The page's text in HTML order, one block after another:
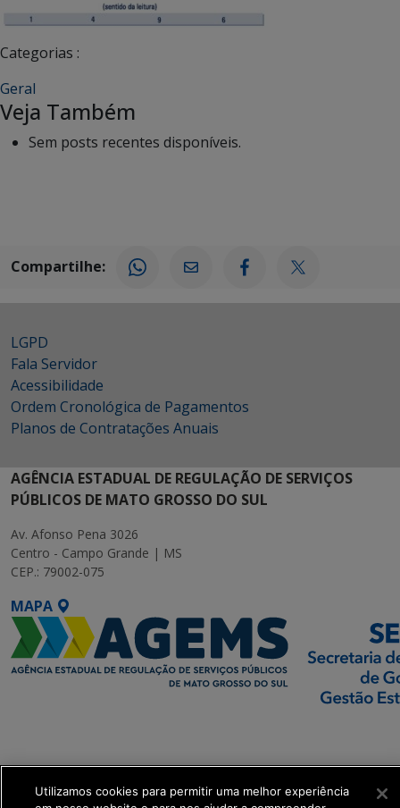
Categorias :
Geral
Veja Também
Sem posts recentes disponíveis.
Compartilhe:
LGPD
Fala Servidor
Acessibilidade
Ordem Cronológica de Pagamentos
Planos de Contratações Anuais
AGÊNCIA ESTADUAL DE REGULAÇÃO DE SERVIÇOS
PÚBLICOS DE MATO GROSSO DO SUL
Av. Afonso Pena 3026
Centro - Campo Grande | MS
CEP.: 79002-075
MAPA
Transformação Digital
Utilizamos cookies para permitir uma melhor experiência